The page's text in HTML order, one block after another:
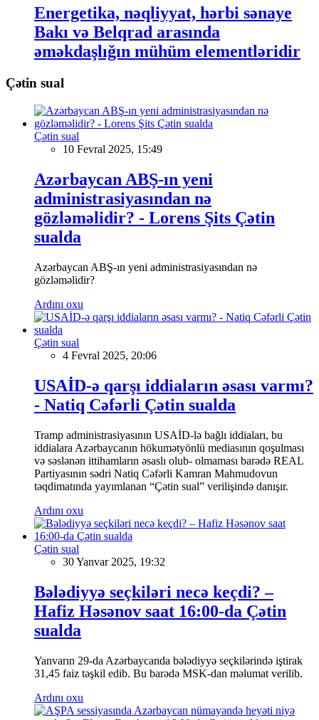
Energetika, nəqliyyat, hərbi sənaye
Bakı və Belqrad arasında
əməkdaşlığın mühüm elementləridir
Çətin sual
Çətin sual
10 Fevral 2025, 15:49
Azərbaycan ABŞ-ın yeni
administrasiyasından nə
gözləməlidir? - Lorens Şits Çətin
sualda
Azərbaycan ABŞ-ın yeni administrasiyasından nə
gözləməlidir?
Ardını oxu
Çətin sual
4 Fevral 2025, 20:06
USAİD-ə qarşı iddiaların əsası varmı?
- Natiq Cəfərli Çətin sualda
Tramp administrasiyasının USAİD-lə bağlı iddiaları, bu
iddialara Azərbaycanın hökumətyönlü mediasının qoşulması
və səslənən ittihamların əsaslı olub- olmaması barədə REAL
Partiyasının sədri Natiq Cəfərli Kamran Mahmudovun
təqdimatında yayımlanan “Çətin sual” verilişində danışır.
Ardını oxu
Çətin sual
30 Yanvar 2025, 19:32
Bələdiyyə seçkiləri necə keçdi? –
Hafiz Həsənov saat 16:00-da Çətin
sualda
Yanvarın 29-da Azərbaycanda bələdiyyə seçkilərində iştirak
31,45 faiz təşkil edib. Bu barədə MSK-dan məlumat verilib.
Ardını oxu